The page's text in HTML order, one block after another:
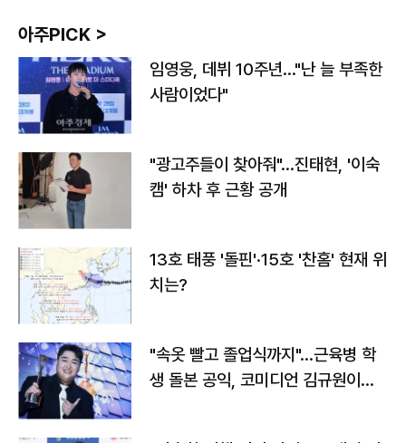
아주PICK >
임영웅, 데뷔 10주년…"난 늘 부족한
사람이었다"
"광고주들이 찾아줘"…진태현, '이숙
캠' 하차 후 근황 공개
13호 태풍 '돌핀'·15호 '찬홈' 현재 위
치는?
"속옷 빨고 졸업식까지"…근육병 학
생 돌본 공익, 코미디언 김규원이었